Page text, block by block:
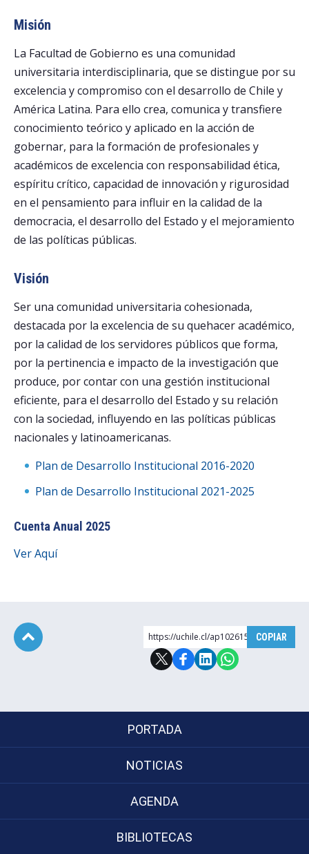
Misión
La Facultad de Gobierno es una comunidad
universitaria interdisciplinaria, que se distingue por su
excelencia y compromiso con el desarrollo de Chile y
América Latina. Para ello crea, comunica y transfiere
conocimiento teórico y aplicado en la acción de
gobernar, para la formación de profesionales y
académicos de excelencia con responsabilidad ética,
espíritu crítico, capacidad de innovación y rigurosidad
en el pensamiento para influir en la calidad de la
democracia, el desarrollo del Estado y el mejoramiento
de las políticas públicas.
Visión
Ser una comunidad universitaria cohesionada,
destacada por la excelencia de su quehacer académico,
por la calidad de los servidores públicos que forma,
por la pertinencia e impacto de la investigación que
produce, por contar con una gestión institucional
eficiente, para el desarrollo del Estado y su relación
con la sociedad, influyendo en las políticas públicas
nacionales y latinoamericanas.
Plan de Desarrollo Institucional 2016-2020
Plan de Desarrollo Institucional 2021-2025
Cuenta Anual 2025
Ver Aquí
https://uchile.cl/ap102615 COPIAR
PORTADA
NOTICIAS
AGENDA
BIBLIOTECAS